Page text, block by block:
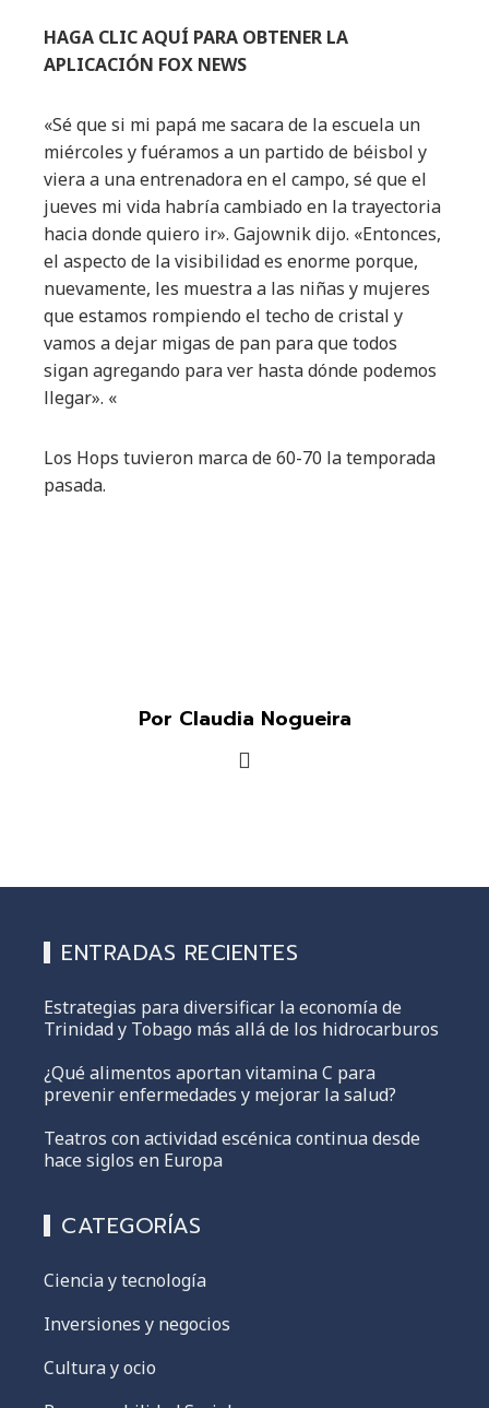
HAGA CLIC AQUÍ PARA OBTENER LA
APLICACIÓN FOX NEWS
«Sé que si mi papá me sacara de la escuela un
miércoles y fuéramos a un partido de béisbol y
viera a una entrenadora en el campo, sé que el
jueves mi vida habría cambiado en la trayectoria
hacia donde quiero ir». Gajownik dijo. «Entonces,
el aspecto de la visibilidad es enorme porque,
nuevamente, les muestra a las niñas y mujeres
que estamos rompiendo el techo de cristal y
vamos a dejar migas de pan para que todos
sigan agregando para ver hasta dónde podemos
llegar». «
Los Hops tuvieron marca de 60-70 la temporada
pasada.
Por Claudia Nogueira
ENTRADAS RECIENTES
Estrategias para diversificar la economía de
Trinidad y Tobago más allá de los hidrocarburos
¿Qué alimentos aportan vitamina C para
prevenir enfermedades y mejorar la salud?
Teatros con actividad escénica continua desde
hace siglos en Europa
CATEGORÍAS
Ciencia y tecnología
Inversiones y negocios
Cultura y ocio